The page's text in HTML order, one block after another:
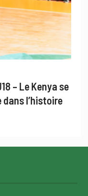
– Le Kenya se
l’histoire